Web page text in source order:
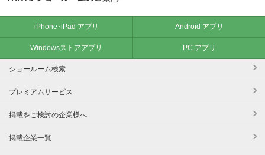
iPhone･iPad アプリ Android アプリ
Windowsストアアプリ PC アプリ
ショールーム検索
プレミアムサービス
掲載をご検討の企業様へ
掲載企業一覧